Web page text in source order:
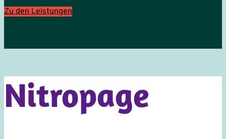
Zu den Leistungen
Nitropage